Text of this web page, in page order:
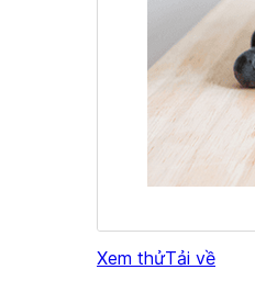
Xem thửTải về